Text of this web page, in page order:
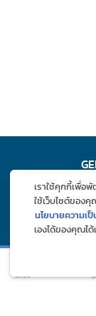
บทความ ภู
เราใช้คุกกี้เพื่อ
ใช้เว็บไซต์ของ
นโยบายความเ
เองได้ของคุณไ